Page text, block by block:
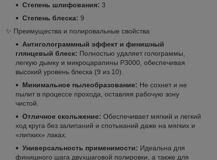
Степень шлифования: 3
Степень блеска: 9
✨ Преимущества и полировальные свойства
Антиголограммный эффект и финишный
глянцевый блеск: Полностью удаляет голограммы,
легкую дымку и микроцарапины P3000, обеспечивая
высокий уровень блеска (9 из 10).
Минимальное пылеобразование: Не сохнет и не
пылит в процессе прохода, оставляя рабочую зону
чистой.
Отличное скольжение: Обеспечивает мягкий и легкий
ход круга без залипаний и спотыканий даже на мягких и
«липких» лаках.
Универсальность применимости: Идеальна для
финишного шага двухшаговой полировки, а также для